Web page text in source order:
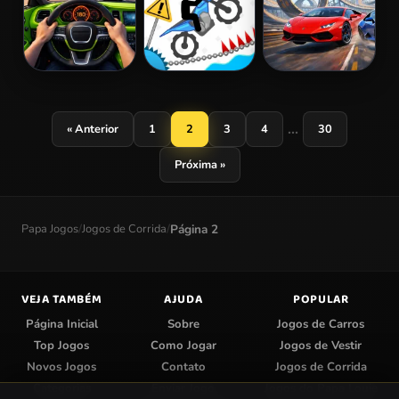
« Anterior 1 2 3 4 ... 30
Próxima »
Papa Jogos/Jogos de Corrida/Página 2
VEJA TAMBÉM
Página Inicial
Top Jogos
Novos Jogos
Categorias
AJUDA
Sobre
Como Jogar
Contato
Enviar Jogo
POPULAR
Jogos de Carros
Jogos de Vestir
Jogos de Corrida
Jogos do Papa Louie